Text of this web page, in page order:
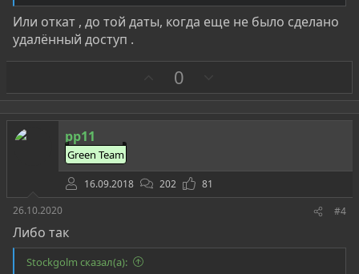
Или откат , до той даты, когда еще не было сделано
удалённый доступ .
а
0
р
о
pp11
Green Team
16.09.2018 202
81
26.10.2020
#4
Либо так
Stockgolm сказал(а):